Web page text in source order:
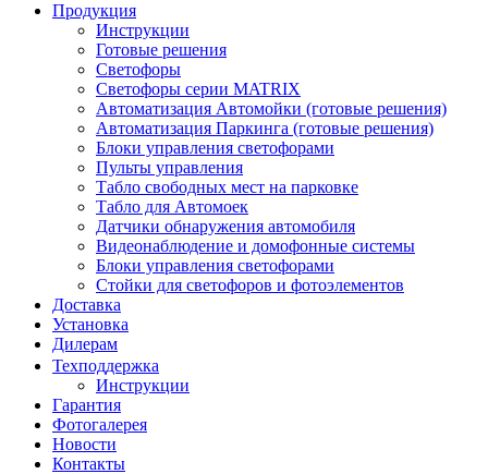
Продукция
Инструкции
Готовые решения
Светофоры
Светофоры серии MATRIX
Автоматизация Автомойки (готовые решения)
Автоматизация Паркинга (готовые решения)
Блоки управления светофорами
Пульты управления
Табло свободных мест на парковке
Табло для Автомоек
Датчики обнаружения автомобиля
Видеонаблюдение и домофонные системы
Блоки управления светофорами
Стойки для светофоров и фотоэлементов
Доставка
Установка
Дилерам
Техподдержка
Инструкции
Гарантия
Фотогалерея
Новости
Контакты